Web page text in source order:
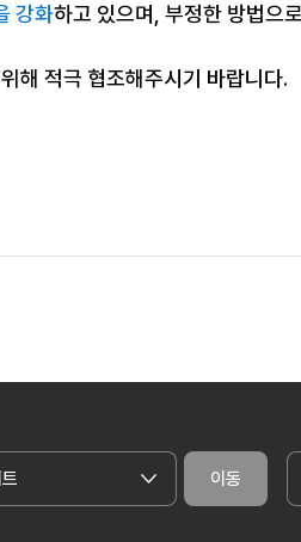
강화하고 있으며, 부정한 방법으
해 적극 협조해주시기 바랍니다.
이동